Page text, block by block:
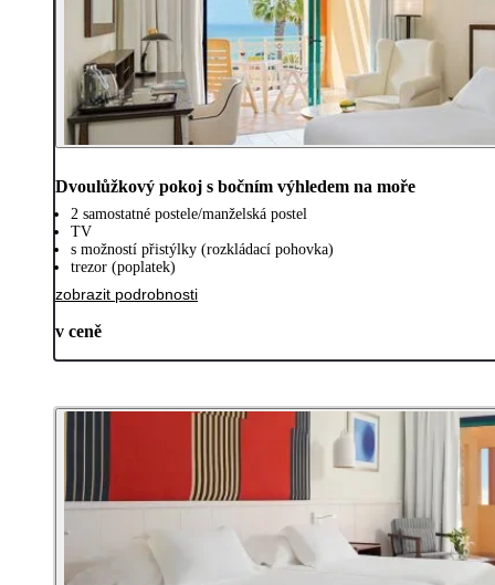
Dvoulůžkový pokoj s bočním výhledem na moře
2 samostatné postele/manželská postel
TV
s možností přistýlky (rozkládací pohovka)
trezor (poplatek)
zobrazit podrobnosti
v ceně